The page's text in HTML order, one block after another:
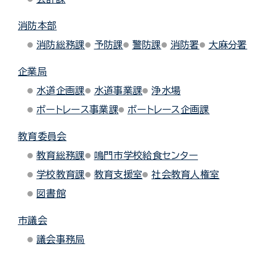
消防本部
消防総務課
予防課 警防課 消防署 大麻分署
企業局
水道企画課
水道事業課
浄水場
ボートレース事業課
ボートレース企画課
教育委員会
教育総務課
鳴門市学校給食センター
学校教育課
教育支援室
社会教育人権室
図書館
市議会
議会事務局